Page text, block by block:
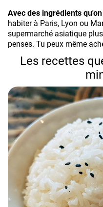
Avec des ingrédients
habiter à Paris, Lyon ou
supermarché asiatique
penses. Tu peux même
Les recettes